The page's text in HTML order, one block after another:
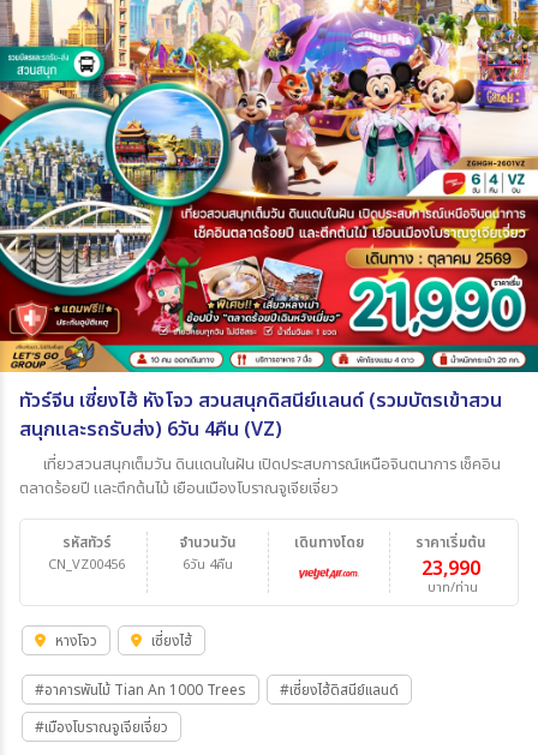
ทัวร์จีน เซี่ยงไฮ้ หังโจว สวนสนุกดิสนีย์แลนด์ (รวมบัตรเข้าสวน
สนุกและรถรับส่ง) 6วัน 4คืน (VZ)
เที่ยวสวนสนุกเต็มวัน ดินแดนในฝัน เปิดประสบการณ์เหนือจินตนาการ เช็คอิน
ตลาดร้อยปี และตึกต้นไม้ เยือนเมืองโบราณจูเจียเจี่ยว
รหัสทัวร์
CN_VZ00456
จำนวนวัน
6วัน 4คืน
ราคาเริ่มต้น
23,990
บาท/ท่าน
เดินทางโดย
หางโจว เซี่ยงไฮ้
#อาคารพันไม้ Tian An 1000 Trees
#เซี่ยงไฮ้ดิสนีย์แลนด์
#เมืองโบราณจูเจียเจี่ยว